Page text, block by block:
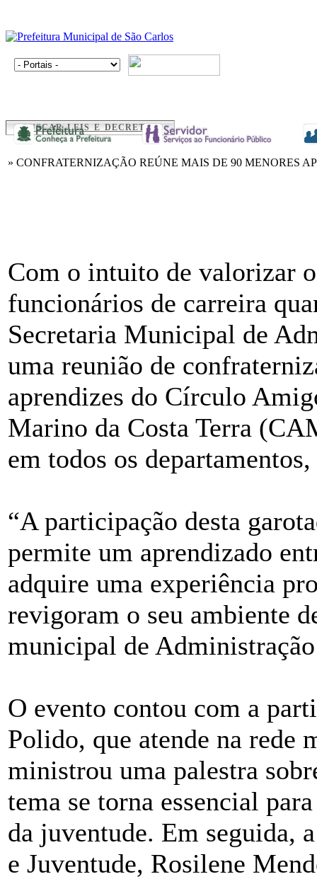
BUSCAR LEIS E DECRETOS
» CONFRATERNIZAÇÃO REÚNE MAIS DE 90 MENORES
Com o intuito de valorizar
funcionários de carreira
Secretaria Municipal de
uma reunião de
aprendizes do Círculo
Marino da Costa Terra
em todos os
“A participação desta
permite um aprendizado
adquire uma experiência
revigoram o seu ambiente
municipal de
O evento contou com a
Polido, que atende na rede
ministrou uma palestra
tema se torna essencial
da juventude. Em seguida,
e Juventude, Rosilene